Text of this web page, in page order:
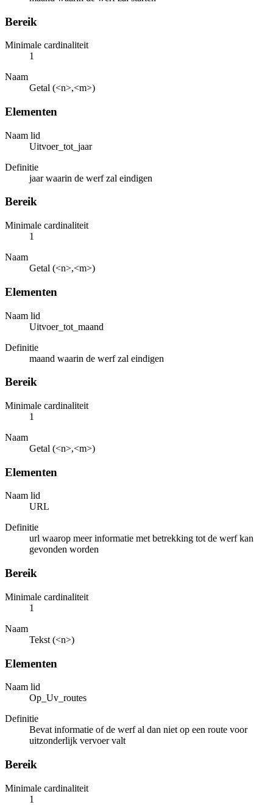
Bereik
Minimale cardinaliteit
1
Naam
Getal (<n>,<m>)
Elementen
Naam lid
Uitvoer_tot_jaar
Definitie
jaar waarin de werf zal eindigen
Bereik
Minimale cardinaliteit
1
Naam
Getal (<n>,<m>)
Elementen
Naam lid
Uitvoer_tot_maand
Definitie
maand waarin de werf zal eindigen
Bereik
Minimale cardinaliteit
1
Naam
Getal (<n>,<m>)
Elementen
Naam lid
URL
Definitie
url waarop meer informatie met betrekking tot de werf kan
gevonden worden
Bereik
Minimale cardinaliteit
1
Naam
Tekst (<n>)
Elementen
Naam lid
Op_Uv_routes
Definitie
Bevat informatie of de werf al dan niet op een route voor
uitzonderlijk vervoer valt
Bereik
Minimale cardinaliteit
1